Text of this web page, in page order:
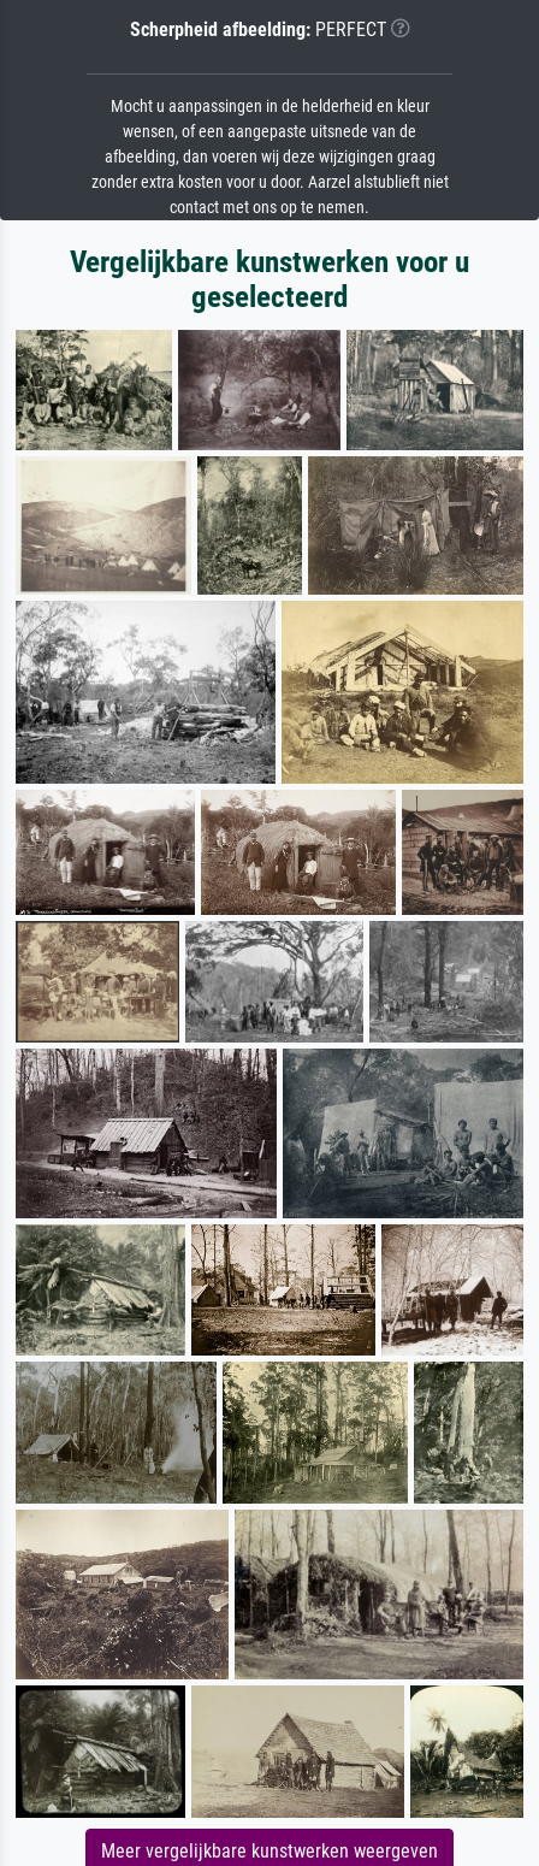
Scherpheid afbeelding:PERFECT
Mocht u aanpassingen in de helderheid en kleur
wensen, of een aangepaste uitsnede van de
afbeelding, dan voeren wij deze wijzigingen graag
zonder extra kosten voor u door. Aarzel alstublieft niet
contact met ons op te nemen.
Vergelijkbare kunstwerken voor u
geselecteerd
Meer vergelijkbare kunstwerken weergeven